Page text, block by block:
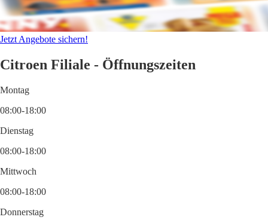
Jetzt Angebote sichern!
Citroen Filiale - Öffnungszeiten
Montag
08:00-18:00
Dienstag
08:00-18:00
Mittwoch
08:00-18:00
Donnerstag